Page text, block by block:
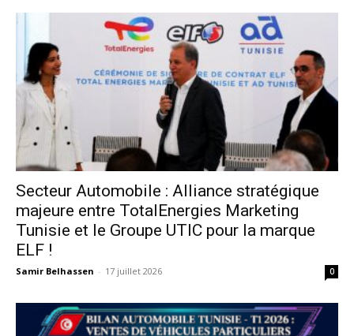
Secteur Automobile : Alliance stratégique
majeure entre TotalEnergies Marketing
Tunisie et le Groupe UTIC pour la marque
ELF !
Samir Belhassen - 17 juillet 2026 0